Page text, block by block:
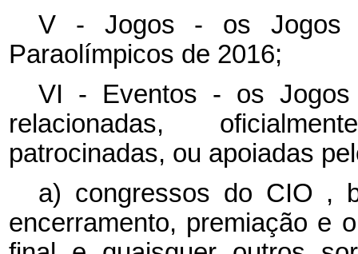
V - Jogos - os Jogos
Paraolímpicos de 2016;
VI - Eventos - os
relacionadas,
patrocinadas, ou apoiadas
a) congressos do CIO ,
encerramento, premiação e